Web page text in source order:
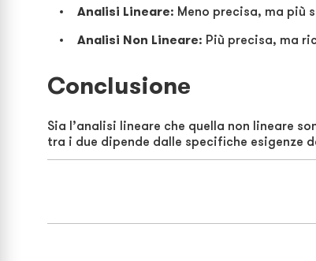
Analisi Lineare: Meno precisa, ma più
Analisi Non Lineare: Più precisa, ma
Conclusione
Sia l’analisi lineare che quella non lineare
tra i due dipende dalle specifiche